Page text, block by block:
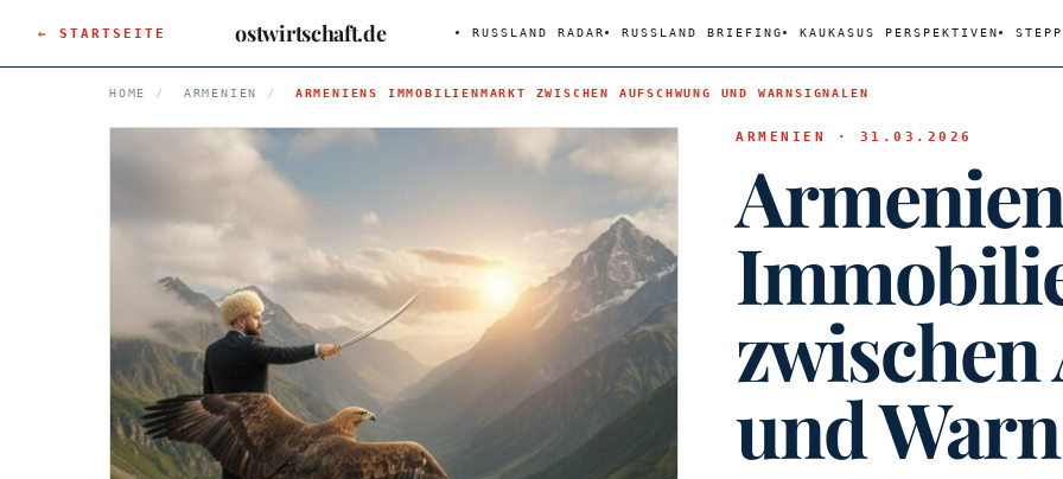
← STARTSEITE ostwirtschaft.de RUSSLAND RADAR RUSSLAND BRIEFING KAUKASUS PERSPEKTIVEN
HOME / ARMENIEN / ARMENIENS IMMOBILIENMARKT ZWISCHEN AUFSCHWUNG UND WARNSIGNALEN
ARMENIEN · 31.03.2026
und